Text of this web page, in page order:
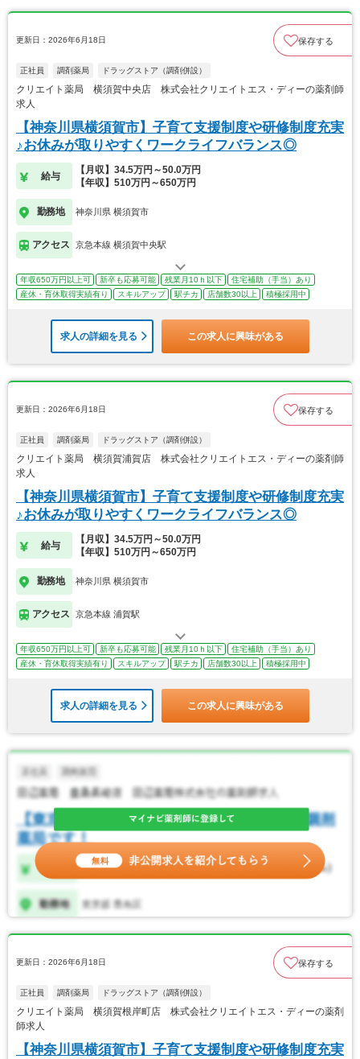
更新日：2026年6月18日 保存する
正社員 調剤薬局 ドラッグストア（調剤併設）
クリエイト薬局 横須賀中央店 株式会社クリエイトエス・ディーの薬剤師
求人
【神奈川県横須賀市】子育て支援制度や研修制度充実
♪お休みが取りやすくワークライフバランス◎
給与
【月収】34.5万円～50.0万円
【年収】510万円～650万円
勤務地 神奈川県 横須賀市
アクセス 京急本線 横須賀中央駅
年収650万円以上可 新卒も応募可能 残業月10ｈ以下
住宅補助（手当）あり
産休・育休取得実績有り
スキルアップ 駅チカ 店舗数30以上 積極採用中
求人の詳細を見る この求人に興味がある
更新日：2026年6月18日 保存する
正社員 調剤薬局 ドラッグストア（調剤併設）
クリエイト薬局 横須賀浦賀店 株式会社クリエイトエス・ディーの薬剤師
求人
【神奈川県横須賀市】子育て支援制度や研修制度充実
♪お休みが取りやすくワークライフバランス◎
給与
【月収】34.5万円～50.0万円
【年収】510万円～650万円
勤務地 神奈川県 横須賀市
アクセス 京急本線 浦賀駅
年収650万円以上可 新卒も応募可能 残業月10ｈ以下
住宅補助（手当）あり
産休・育休取得実績有り
スキルアップ 駅チカ 店舗数30以上 積極採用中
求人の詳細を見る この求人に興味がある
更新日：2026年6月18日 保存する
正社員 調剤薬局 ドラッグストア（調剤併設）
クリエイト薬局 横須賀根岸町店 株式会社クリエイトエス・ディーの薬剤
師求人
【神奈川県横須賀市】子育て支援制度や研修制度充実